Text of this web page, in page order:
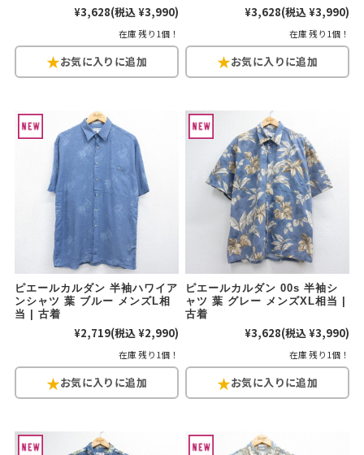
¥3,628(税込 ¥3,990)
在庫 残り1個！
¥3,628(税込 ¥3,990)
在庫 残り1個！
ピエールカルダン 半袖ハワイア
ンシャツ 葉 ブルー メンズL相
当 | 古着
¥2,719(税込 ¥2,990)
在庫 残り1個！
ピエールカルダン 00s 半袖シ
ャツ 葉 グレー メンズXL相当 |
古着
¥3,628(税込 ¥3,990)
在庫 残り1個！